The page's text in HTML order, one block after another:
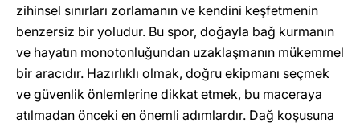
zihinsel sınırları zorlamanın ve kendini keşfetmenin
benzersiz bir yoludur. Bu spor, doğayla bağ kurmanın
ve hayatın monotonluğundan uzaklaşmanın mükemmel
bir aracıdır. Hazırlıklı olmak, doğru ekipmanı seçmek
ve güvenlik önlemlerine dikkat etmek, bu maceraya
atılmadan önceki en önemli adımlardır. Dağ koşusuna